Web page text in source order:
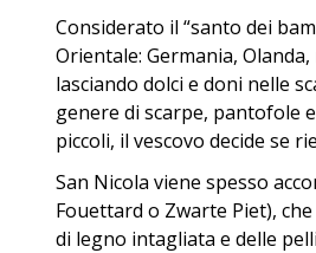
Considerato il “santo dei
Orientale: Germania,
lasciando dolci e doni nelle
genere di scarpe, pantofole
piccoli, il vescovo decide se
San Nicola viene spesso
Fouettard o Zwarte Piet),
di legno intagliata e delle